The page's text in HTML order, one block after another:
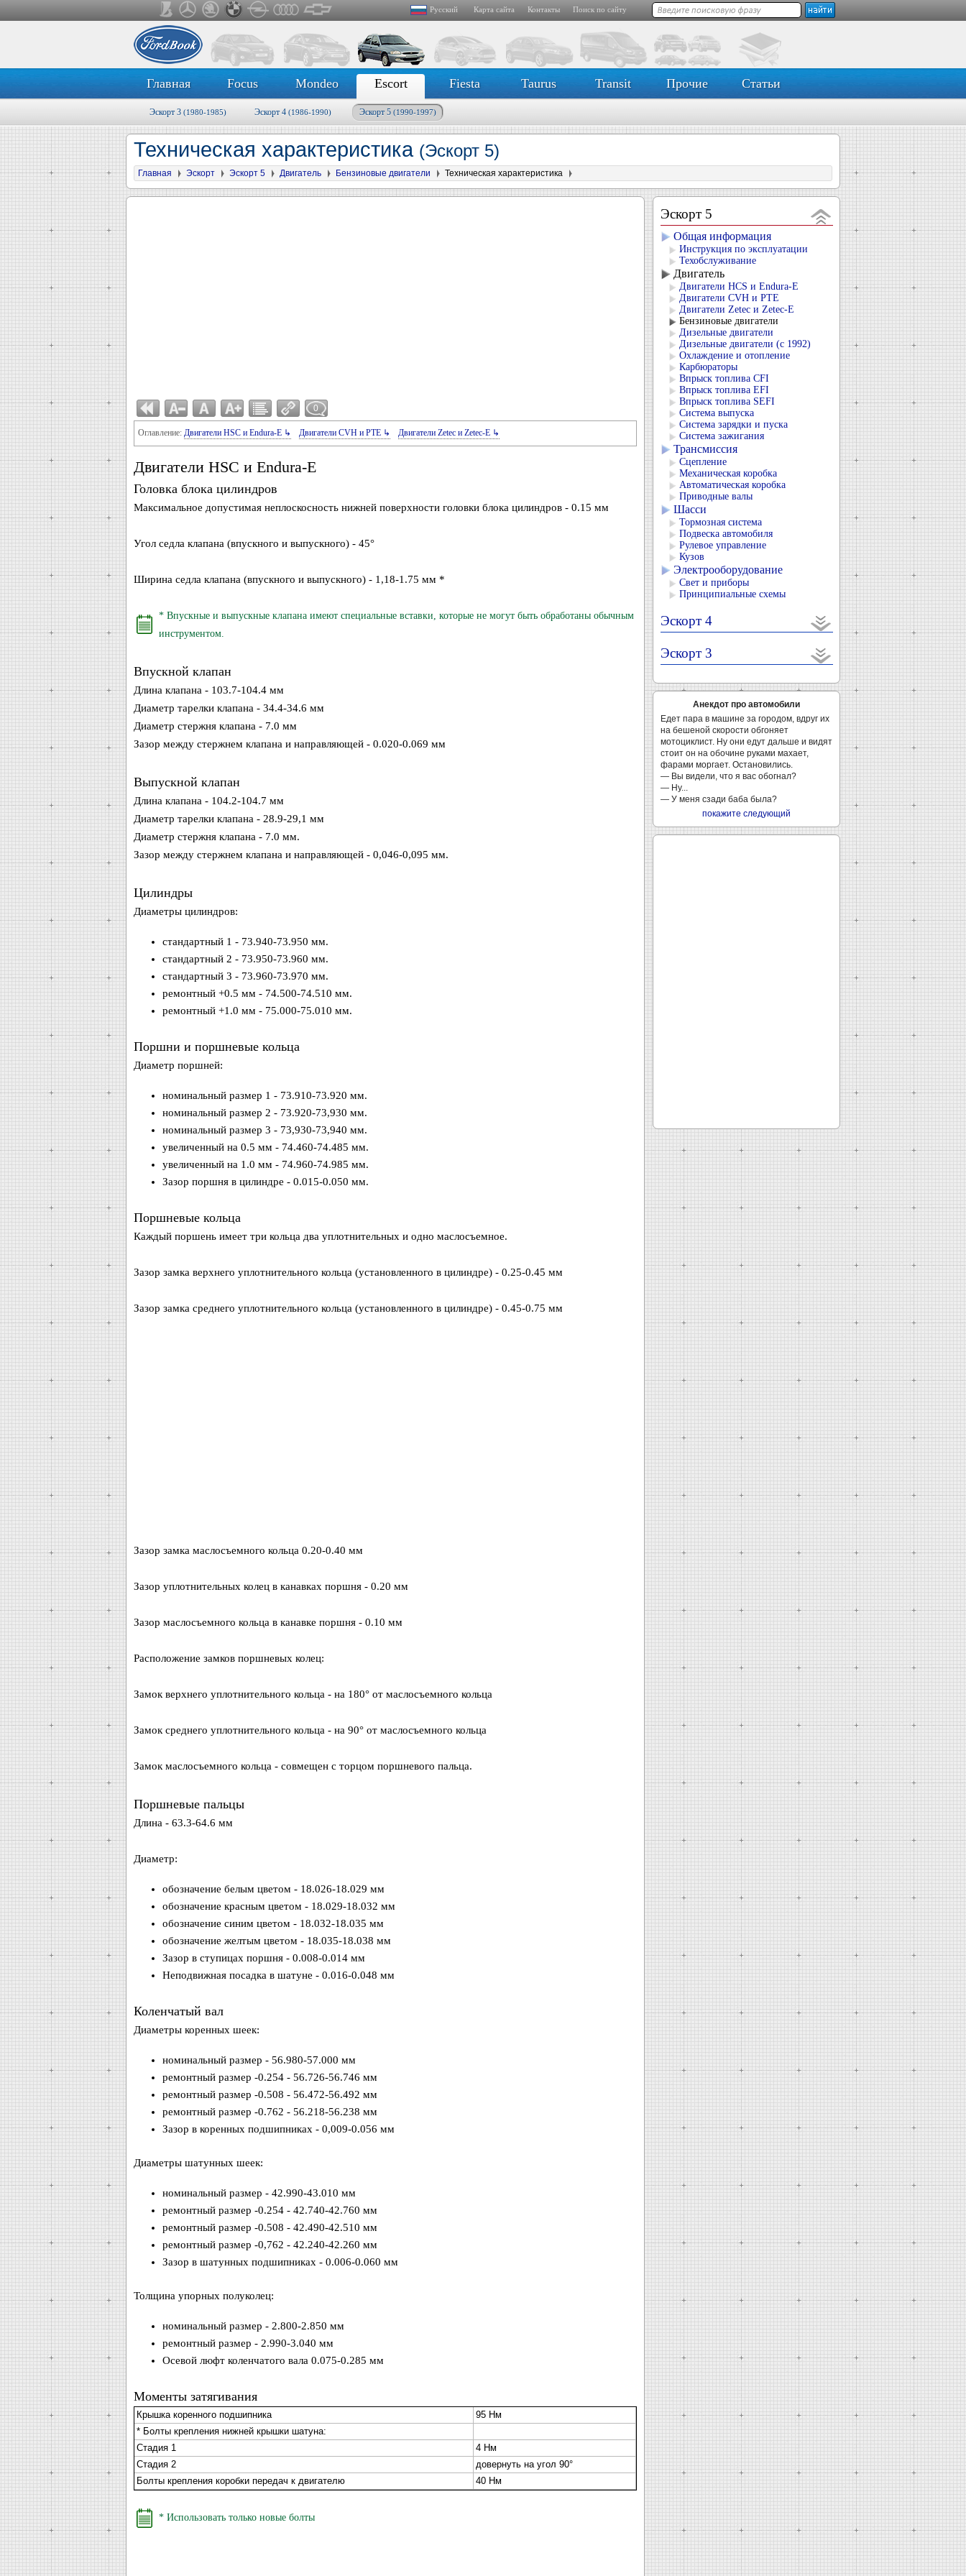
Русский Карта сайта Контакты Поиск по сайту
Главная Focus Mondeo Escort Fiesta Taurus Transit Прочие Статьи
Эскорт 3 (1980-1985) Эскорт 4 (1986-1990) Эскорт 5 (1990-1997)
Техническая характеристика (Эскорт 5)
Главная Эскорт Эскорт 5 Двигатель Бензиновые двигатели Техническая характеристика
0
Оглавление: Двигатели HSC и Endura-E ↳ Двигатели CVH и РТЕ ↳ Двигатели Zetec и Zetec-E ↳
Двигатели HSC и Endura-E
Головка блока цилиндров
Максимальное допустимая неплоскосность нижней поверхности головки блока цилиндров - 0.15 мм
Угол седла клапана (впускного и выпускного) - 45°
Ширина седла клапана (впускного и выпускного) - 1,18-1.75 мм *
* Впускные и выпускные клапана имеют специальные вставки, которые не могут быть обработаны обычным
инструментом.
Впускной клапан
Длина клапана - 103.7-104.4 мм
Диаметр тарелки клапана - 34.4-34.6 мм
Диаметр стержня клапана - 7.0 мм
Зазор между стержнем клапана и направляющей - 0.020-0.069 мм
Выпускной клапан
Длина клапана - 104.2-104.7 мм
Диаметр тарелки клапана - 28.9-29,1 мм
Диаметр стержня клапана - 7.0 мм.
Зазор между стержнем клапана и направляющей - 0,046-0,095 мм.
Цилиндры
Диаметры цилиндров:
стандартный 1 - 73.940-73.950 мм.
стандартный 2 - 73.950-73.960 мм.
стандартный 3 - 73.960-73.970 мм.
ремонтный +0.5 мм - 74.500-74.510 мм.
ремонтный +1.0 мм - 75.000-75.010 мм.
Поршни и поршневые кольца
Диаметр поршней:
номинальный размер 1 - 73.910-73.920 мм.
номинальный размер 2 - 73.920-73,930 мм.
номинальный размер 3 - 73,930-73,940 мм.
увеличенный на 0.5 мм - 74.460-74.485 мм.
увеличенный на 1.0 мм - 74.960-74.985 мм.
Зазор поршня в цилиндре - 0.015-0.050 мм.
Поршневые кольца
Каждый поршень имеет три кольца два уплотнительных и одно маслосъемное.
Зазор замка верхнего уплотнительного кольца (установленного в цилиндре) - 0.25-0.45 мм
Зазор замка среднего уплотнительного кольца (установленного в цилиндре) - 0.45-0.75 мм
Зазор замка маслосъемного кольца 0.20-0.40 мм
Зазор уплотнительных колец в канавках поршня - 0.20 мм
Зазор маслосъемного кольца в канавке поршня - 0.10 мм
Расположение замков поршневых колец:
Замок верхнего уплотнительного кольца - на 180° от маслосъемного кольца
Замок среднего уплотнительного кольца - на 90° от маслосъемного кольца
Замок маслосъемного кольца - совмещен с торцом поршневого пальца.
Поршневые пальцы
Длина - 63.3-64.6 мм
Диаметр:
обозначение белым цветом - 18.026-18.029 мм
обозначение красным цветом - 18.029-18.032 мм
обозначение синим цветом - 18.032-18.035 мм
обозначение желтым цветом - 18.035-18.038 мм
Зазор в ступицах поршня - 0.008-0.014 мм
Неподвижная посадка в шатуне - 0.016-0.048 мм
Коленчатый вал
Диаметры коренных шеек:
номинальный размер - 56.980-57.000 мм
ремонтный размер -0.254 - 56.726-56.746 мм
ремонтный размер -0.508 - 56.472-56.492 мм
ремонтный размер -0.762 - 56.218-56.238 мм
Зазор в коренных подшипниках - 0,009-0.056 мм
Диаметры шатунных шеек:
номинальный размер - 42.990-43.010 мм
ремонтный размер -0.254 - 42.740-42.760 мм
ремонтный размер -0.508 - 42.490-42.510 мм
ремонтный размер -0,762 - 42.240-42.260 мм
Зазор в шатунных подшипниках - 0.006-0.060 мм
Толщина упорных полуколец:
номинальный размер - 2.800-2.850 мм
ремонтный размер - 2.990-3.040 мм
Осевой люфт коленчатого вала 0.075-0.285 мм
Моменты затягивания
Крышка коренного подшипника
95 Нм
* Болты крепления нижней крышки шатуна:
Стадия 1
4 Нм
Стадия 2
довернуть на угол 90°
Болты крепления коробки передач к двигателю
40 Нм
* Использовать только новые болты
Эскорт 5
Общая информация
Инструкция по эксплуатации
Техобслуживание
Двигатель
Двигатели HCS и Endura-E
Двигатели CVH и РТЕ
Двигатели Zetec и Zetec-E
Бензиновые двигатели
Дизельные двигатели
Дизельные двигатели (с 1992)
Охлаждение и отопление
Карбюраторы
Впрыск топлива CFI
Впрыск топлива EFI
Впрыск топлива SEFI
Система выпуска
Система зарядки и пуска
Система зажигания
Трансмиссия
Сцепление
Механическая коробка
Автоматическая коробка
Приводные валы
Шасси
Тормозная система
Подвеска автомобиля
Рулевое управление
Кузов
Электрооборудование
Свет и приборы
Принципиальные схемы
Эскорт 4
Эскорт 3
Анекдот про автомобили
Едет пара в машине за городом, вдруг их
на бешеной скорости обгоняет
мотоциклист. Ну они едут дальше и видят
стоит он на обочине руками махает,
фарами моргает. Остановились.
— Вы видели, что я вас обогнал?
— Ну...
— У меня сзади баба была?
покажите следующий